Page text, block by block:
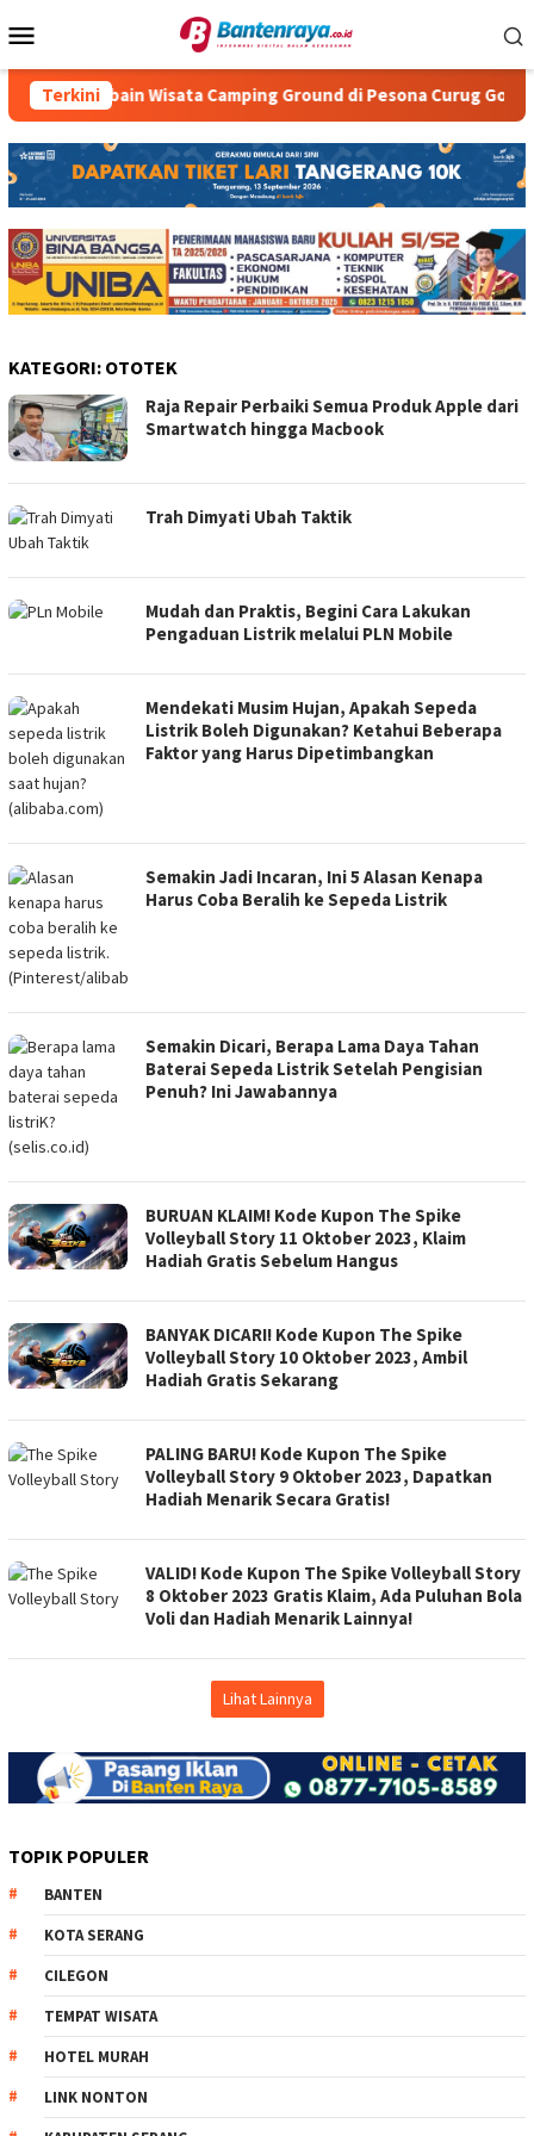
ke
Mobile
Terkini
Yuk Cobain Wisata Camping Ground di Pesona Curug Goong
KATEGORI: OTOTEK
Raja Repair Perbaiki Semua Produk Apple dari
Smartwatch hingga Macbook
Trah Dimyati Ubah Taktik
Mudah dan Praktis, Begini Cara Lakukan
Pengaduan Listrik melalui PLN Mobile
Mendekati Musim Hujan, Apakah Sepeda
Listrik Boleh Digunakan? Ketahui Beberapa
Faktor yang Harus Dipetimbangkan
Semakin Jadi Incaran, Ini 5 Alasan Kenapa
Harus Coba Beralih ke Sepeda Listrik
Semakin Dicari, Berapa Lama Daya Tahan
Baterai Sepeda Listrik Setelah Pengisian
Penuh? Ini Jawabannya
BURUAN KLAIM! Kode Kupon The Spike
Volleyball Story 11 Oktober 2023, Klaim
Hadiah Gratis Sebelum Hangus
BANYAK DICARI! Kode Kupon The Spike
Volleyball Story 10 Oktober 2023, Ambil
Hadiah Gratis Sekarang
PALING BARU! Kode Kupon The Spike
Volleyball Story 9 Oktober 2023, Dapatkan
Hadiah Menarik Secara Gratis!
VALID! Kode Kupon The Spike Volleyball Story
8 Oktober 2023 Gratis Klaim, Ada Puluhan Bola
Voli dan Hadiah Menarik Lainnya!
Lihat Lainnya
TOPIK POPULER
BANTEN
KOTA SERANG
CILEGON
TEMPAT WISATA
HOTEL MURAH
LINK NONTON